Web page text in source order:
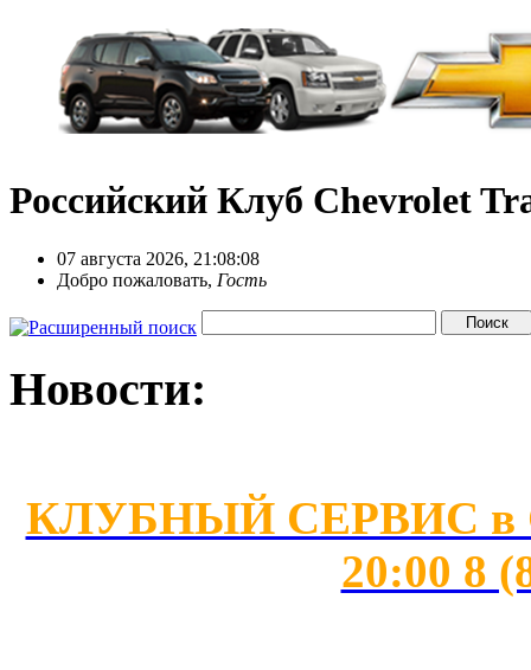
Российский Клуб Chevrolet
07 августа 2026, 21:08:08
Добро пожаловать, Гость
Новости:
КЛУБНЫЙ СЕРВИС в
20:00 8